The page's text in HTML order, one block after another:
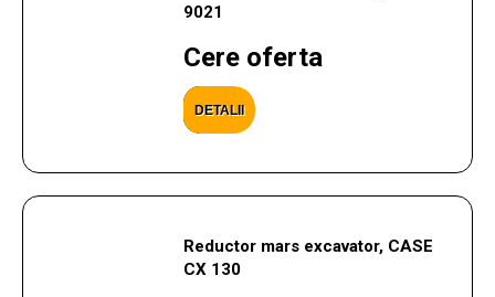
9021
Cere oferta
DETALII
Reductor mars excavator, CASE
CX 130